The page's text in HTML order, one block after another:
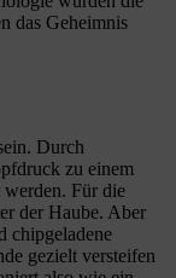
das Geheimnis
Durch
zu einem
werden. Für die
der Haube. Aber
chipgeladene
gezielt versteifen